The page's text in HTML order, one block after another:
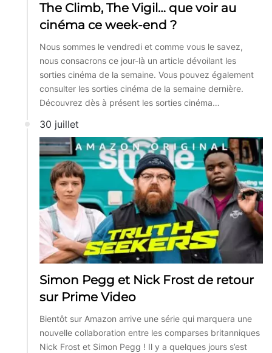
The Climb, The Vigil… que voir au
cinéma ce week-end ?
Nous sommes le vendredi et comme vous le savez,
nous consacrons ce jour-là un article dévoilant les
sorties cinéma de la semaine. Vous pouvez également
consulter les sorties cinéma de la semaine dernière.
Découvrez dès à présent les sorties cinéma…
30 juillet
Simon Pegg et Nick Frost de retour
sur Prime Video
Bientôt sur Amazon arrive une série qui marquera une
nouvelle collaboration entre les comparses britanniques
Nick Frost et Simon Pegg ! Il y a quelques jours s’est